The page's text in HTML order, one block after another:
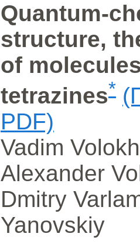
Quantum-
structure,
of
tetrazines*
PDF)
Vadim
Alexander
Dmitry
Yanovskiy